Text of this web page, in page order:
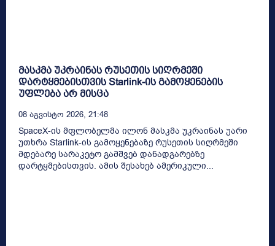
მასკმა უკრაინას რუსეთის სიღრმეში
დარტყმებისთვის Starlink-ის გამოყენების
უფლება არ მისცა
08 Აგვისტო 2026, 21:48
SpaceX-ის მფლობელმა ილონ მასკმა უკრაინას უარი
უთხრა Starlink-ის გამოყენებაზე რუსეთის სიღრმეში
მდებარე სარაკეტო გამშვებ დანადგარებზე
დარტყმებისთვის. ამის შესახებ ამერიკული...